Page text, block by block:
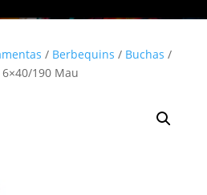
/ Berbequins / Buchas /
190 Mau